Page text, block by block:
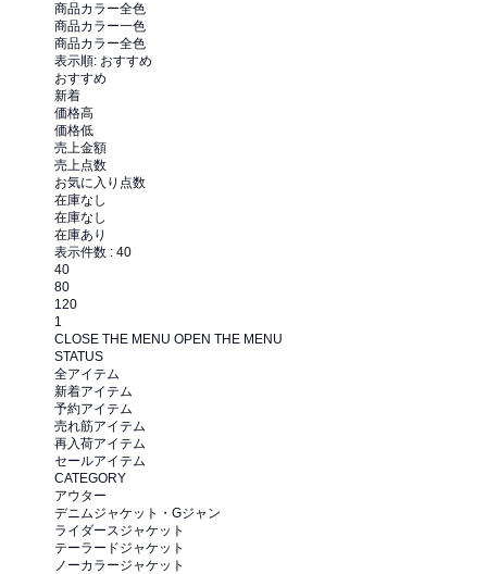
商品カラー全色
商品カラー一色
商品カラー全色
表示順: おすすめ
おすすめ
新着
価格高
価格低
売上金額
売上点数
お気に入り点数
在庫なし
在庫なし
在庫あり
表示件数 : 40
40
80
120
1
CLOSE THE MENU OPEN THE MENU
STATUS
全アイテム
新着アイテム
予約アイテム
売れ筋アイテム
再入荷アイテム
セールアイテム
CATEGORY
アウター
デニムジャケット・Gジャン
ライダースジャケット
テーラードジャケット
ノーカラージャケット